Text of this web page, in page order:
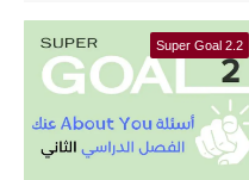
Super Goal 2.2